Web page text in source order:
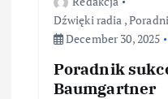
Dźwięki radia ,
December 30, 2025
Poradnik
Baumgartner